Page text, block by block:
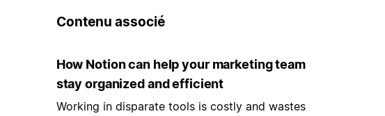
Contenu associé
How Notion can help your marketing team
stay organized and efficient
Working in disparate tools is costly and wastes